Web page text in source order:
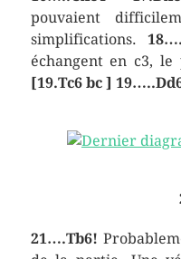
pouvaient
simplifications.
échangent en c3,
[19.Tc6 bc ]
21….Tb6!